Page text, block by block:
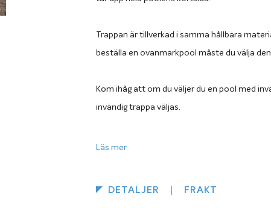
Trappan är tillverkad i samma hållbara
beställa en ovanmarkpool måste du välja
Kom ihåg att om du väljer du en pool med
invändig trappa väljas.
Lika hållbar som stommen
Läs mer
DETALJER FRAKT